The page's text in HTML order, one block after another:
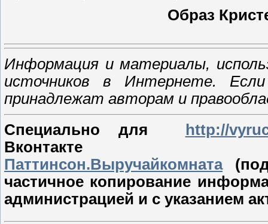
Образ
Информация и материалы,
источников в Интернете.
принадлежат авторам и
Специально для
http://
Паттинсон.Выручайкомната
частичное копирование
администрацией и с указанием